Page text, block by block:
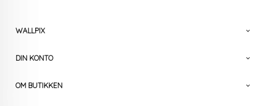
WALLPIX
DIN KONTO
OM BUTIKKEN